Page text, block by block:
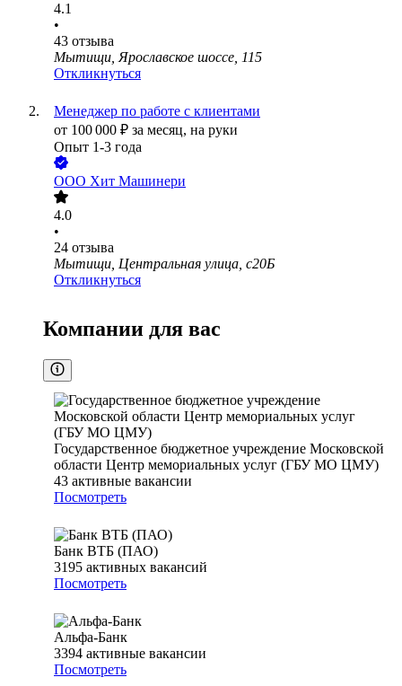
4.1
•
43 отзыва
Мытищи, Ярославское шоссе, 115
Откликнуться
Менеджер по работе с клиентами
от 100 000 ₽ за месяц, на руки
Опыт 1-3 года
ООО Хит Машинери
4.0
•
24 отзыва
Мытищи, Центральная улица, с20Б
Откликнуться
Компании для вас
Государственное бюджетное учреждение Московской
области Центр мемориальных услуг (ГБУ МО ЦМУ)
43 активные вакансии
Посмотреть
Банк ВТБ (ПАО)
3195 активных вакансий
Посмотреть
Альфа-Банк
3394 активные вакансии
Посмотреть